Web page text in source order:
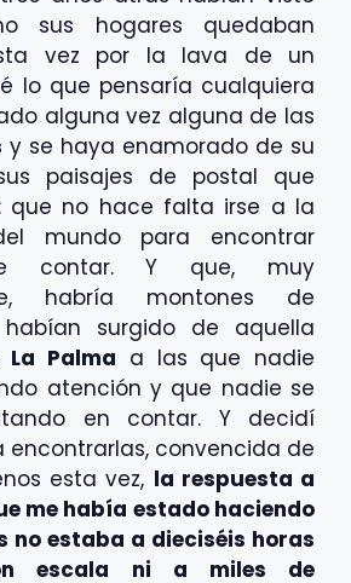
sus hogares quedaban
vez por la lava de un
lo que pensaría cualquiera
alguna vez alguna de las
y se haya enamorado de su
paisajes de postal que
que no hace falta irse a la
mundo para encontrar
contar. Y que, muy
habría montones de
surgido de aquella
La Palma a las que nadie
atención y que nadie se
en contar. Y decidí
encontrarlas, convencida de
esta vez, la respuesta a
me había estado haciendo
no estaba a dieciséis horas
escala ni a miles de